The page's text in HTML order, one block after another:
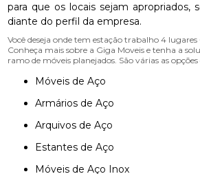
para que os locais sejam apropriados,
diante do perfil da empresa.
Você deseja onde tem estação trabalho 4
Conheça mais sobre a Giga Moveis e tenha a
ramo de móveis planejados. São várias as
Móveis de Aço
Armários de Aço
Arquivos de Aço
Estantes de Aço
Móveis de Aço Inox